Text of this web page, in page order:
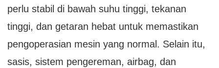
perlu stabil di bawah suhu tinggi, tekanan
tinggi, dan getaran hebat untuk memastikan
pengoperasian mesin yang normal. Selain itu,
sasis, sistem pengereman, airbag, dan